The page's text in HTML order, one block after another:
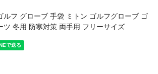
ルフ グローブ 手袋 ミトン ゴルフグローブ ゴ
ツ 冬用 防寒対策 両手用 フリーサイズ